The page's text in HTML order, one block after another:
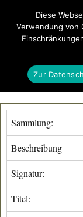
Sammlung:
Beschreibung
Signatur:
Titel:
Diese
Verwendung von
Zur